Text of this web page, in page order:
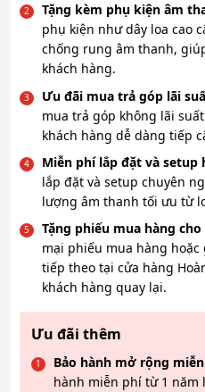
Tặng kèm phụ kiện âm
phụ kiện như dây loa cao
chống rung âm thanh,
khách hàng.
Ưu đãi mua trả góp lãi
mua trả góp không lãi
khách hàng dễ dàng tiếp
Miễn phí lắp đặt và setup
lắp đặt và setup chuyên
lượng âm thanh tối ưu từ
Tặng phiếu mua hàng
mại phiếu mua hàng hoặc
tiếp theo tại cửa hàng
khách hàng quay lại.
Ưu đãi thêm
Bảo hành mở rộng
hành miễn phí từ 1 năm